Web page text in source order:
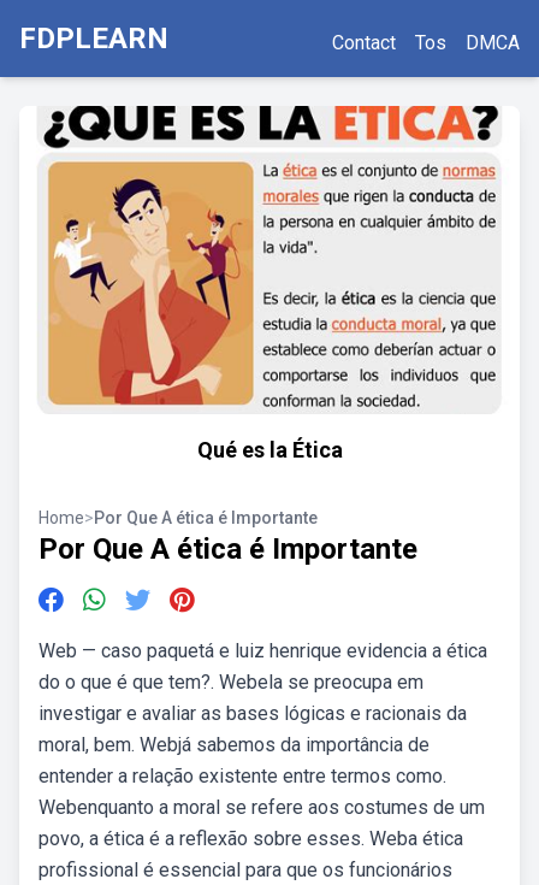
FDPLEARN Contact Tos DMCA
Qué es la Ética
Home>Por Que A ética é Importante
Por Que A ética é Importante
Web — caso paquetá e luiz henrique evidencia a ética
do o que é que tem?. Webela se preocupa em
investigar e avaliar as bases lógicas e racionais da
moral, bem. Webjá sabemos da importância de
entender a relação existente entre termos como.
Webenquanto a moral se refere aos costumes de um
povo, a ética é a reflexão sobre esses. Weba ética
profissional é essencial para que os funcionários